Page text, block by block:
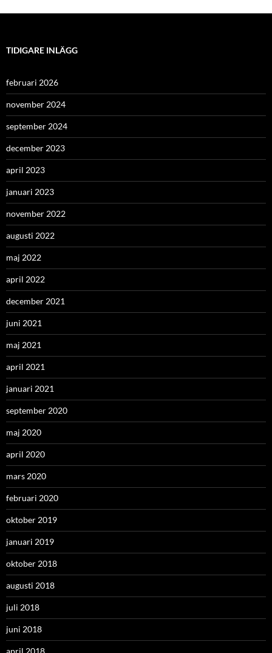
TIDIGARE INLÄGG
februari 2026
november 2024
september 2024
december 2023
april 2023
januari 2023
november 2022
augusti 2022
maj 2022
april 2022
december 2021
juni 2021
maj 2021
april 2021
januari 2021
september 2020
maj 2020
april 2020
mars 2020
februari 2020
oktober 2019
januari 2019
oktober 2018
augusti 2018
juli 2018
juni 2018
april 2018